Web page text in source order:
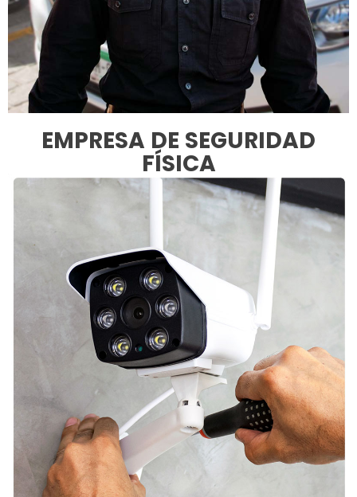
EMPRESA DE SEGURIDAD
FÍSICA